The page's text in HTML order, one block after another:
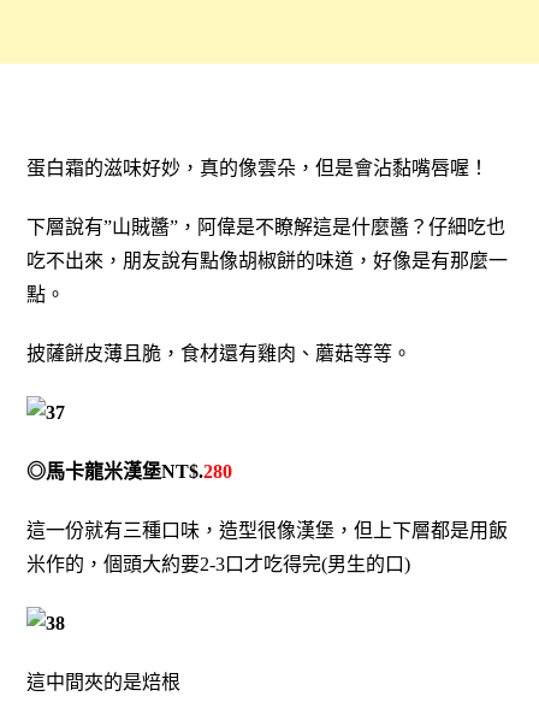
蛋白霜的滋味好妙，真的像雲朵，但是會沾黏嘴唇喔！
下層說有”山賊醬”，阿偉是不瞭解這是什麼醬？仔細吃也
吃不出來，朋友說有點像胡椒餅的味道，好像是有那麼一
點。
披薩餅皮薄且脆，食材還有雞肉、蘑菇等等。
◎馬卡龍米漢堡NT$.280
這一份就有三種口味，造型很像漢堡，但上下層都是用飯
米作的，個頭大約要2-3口才吃得完(男生的口)
這中間夾的是焙根